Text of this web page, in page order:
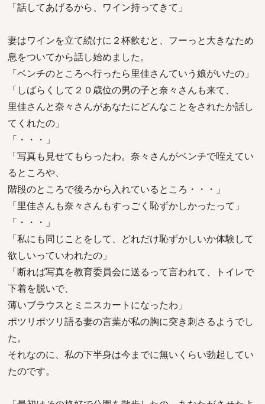
「話してあげるから、ワイン持ってきて」
妻はワインを立て続けに２杯飲むと、フーっと大きなため
息をついてから話し始めました。
「ベンチのところへ行ったら里佳さんていう娘がいたの」
「しばらくして２０歳位の男の子と奈々さんも来て、
里佳さんと奈々さんがあなたにどんなことをされたか話し
てくれたの」
「・・・」
「写真も見せてもらったわ。奈々さんがベンチで咥えてい
るところや、
階段のところで後ろから入れているところ・・・」
「里佳さんも奈々さんもすっごく恥ずかしかったって」
「・・・」
「私にも同じことをして、どれだけ恥ずかしいか体験して
欲しいっていわれたの」
「断れば写真を教育委員会に送るって言われて、トイレで
下着を脱いで、
薄いブラウスとミニスカートになったわ」
ポツリポツリ語る妻の言葉が私の胸に突き刺さるようでし
た。
それなのに、私の下半身は今までに無いくらい勃起してい
たのです。